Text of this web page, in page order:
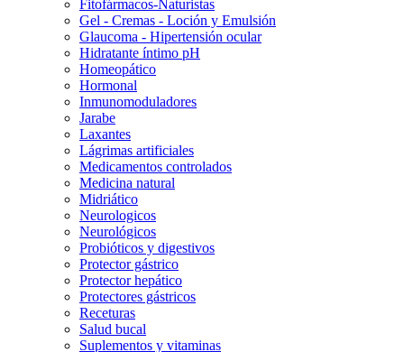
Fitofármacos-Naturistas
Gel - Cremas - Loción y Emulsión
Glaucoma - Hipertensión ocular
Hidratante íntimo pH
Homeopático
Hormonal
Inmunomoduladores
Jarabe
Laxantes
Lágrimas artificiales
Medicamentos controlados
Medicina natural
Midriático
Neurologicos
Neurológicos
Probióticos y digestivos
Protector gástrico
Protector hepático
Protectores gástricos
Receturas
Salud bucal
Suplementos y vitaminas